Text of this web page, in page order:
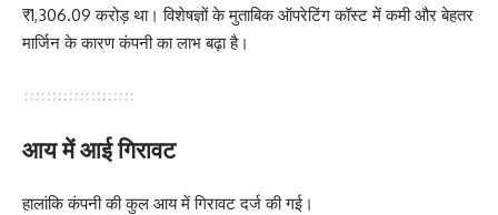
₹1,306.09 करोड़ था। विशेषज्ञों के मुताबिक ऑपरेटिंग कॉस्ट में कमी और बेहतर
मार्जिन के कारण कंपनी का लाभ बढ़ा है।
आय में आई गिरावट
हालांकि कंपनी की कुल आय में गिरावट दर्ज की गई।